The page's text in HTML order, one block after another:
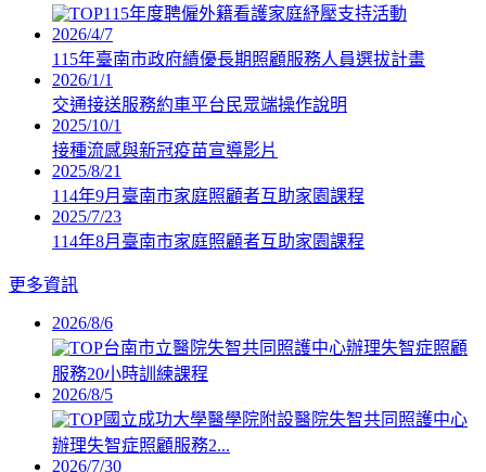
115年度聘僱外籍看護家庭紓壓支持活動
2026/4/7
115年臺南市政府績優長期照顧服務人員選拔計畫
2026/1/1
交通接送服務約車平台民眾端操作說明
2025/10/1
接種流感與新冠疫苗宣導影片
2025/8/21
114年9月臺南市家庭照顧者互助家園課程
2025/7/23
114年8月臺南市家庭照顧者互助家園課程
更多資訊
2026/8/6
台南市立醫院失智共同照護中心辦理失智症照顧
服務20小時訓練課程
2026/8/5
國立成功大學醫學院附設醫院失智共同照護中心
辦理失智症照顧服務2...
2026/7/30